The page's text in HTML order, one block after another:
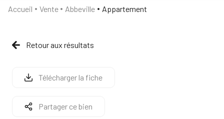
NOTRE
AGENCE
VENTES
Accueil Vente Abbeville Appartement
Retour aux résultats
Télécharger la fiche
Partager ce bien